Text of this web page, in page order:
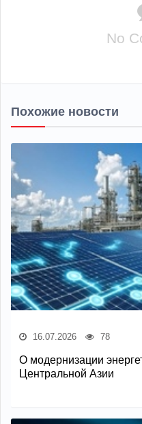
No
Похожие новости
16.07.2026 78
О модернизации
Центральной Азии